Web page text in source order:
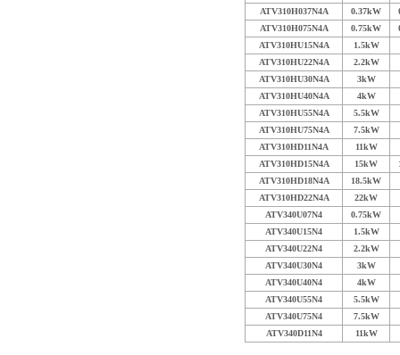
ATV310H037N4A
0.37kW
ATV310H075N4A
0.75kW
ATV310HU15N4A
1.5kW
ATV310HU22N4A
2.2kW
ATV310HU30N4A
3kW
ATV310HU40N4A
4kW
ATV310HU55N4A
5.5kW
ATV310HU75N4A
7.5kW
ATV310HD11N4A
11kW
ATV310HD15N4A
15kW
ATV310HD18N4A
18.5kW
ATV310HD22N4A
22kW
ATV340U07N4
0.75kW
ATV340U15N4
1.5kW
ATV340U22N4
2.2kW
ATV340U30N4
3kW
ATV340U40N4
4kW
ATV340U55N4
5.5kW
ATV340U75N4
7.5kW
ATV340D11N4
11kW